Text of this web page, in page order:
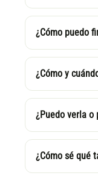
¿Cómo puedo
¿Cómo y
¿Puedo verla o
¿Cómo sé qué